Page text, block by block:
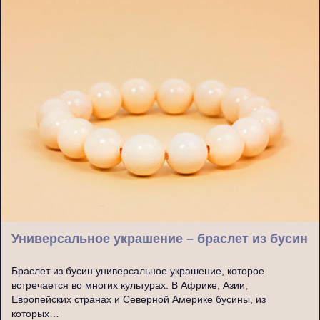
Универсальное украшение – браслет из бусин
Браслет из бусин универсальное украшение, которое
встречается во многих культурах. В Африке, Азии,
Европейских странах и Северной Америке бусины, из
которых…